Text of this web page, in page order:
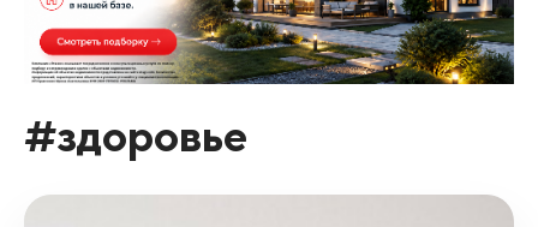
#здоровье